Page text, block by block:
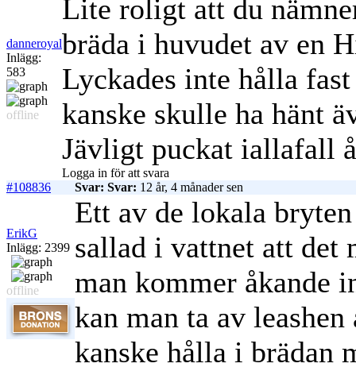
danneroyal
Inlägg:
583
offline
Lite roligt att du
bräda i huvudet av en
Lyckades inte hålla
kanske skulle ha hänt
Jävligt puckat iallafall
Logga in för att svara
#108836
Svar: Svar: 12 år, 4 månader sen
ErikG
Inlägg: 2399
offline
Ett av de lokala
sallad i vattnet att det
man kommer åkande
kan man ta av
kanske hålla i brädan